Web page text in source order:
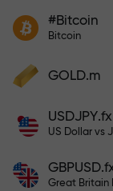
катта
эмас.
#Bitcoin
Bitcoin
GOLD.m
USDJPY.fx